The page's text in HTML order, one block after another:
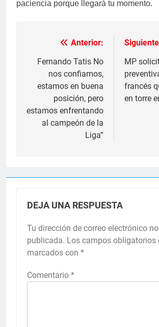
paciencia porque llegará tu momento.
Navegación
de
entradas
Anterior:
Fernando Tatis No
nos confiamos,
estamos en buena
posición, pero
estamos enfrentando
al campeón de la
Liga”
MP
francés
en torre
DEJA UNA RESPUESTA
Tu dirección de correo electrónico
publicada. Los campos obligatorios
marcados con *
Comentario *